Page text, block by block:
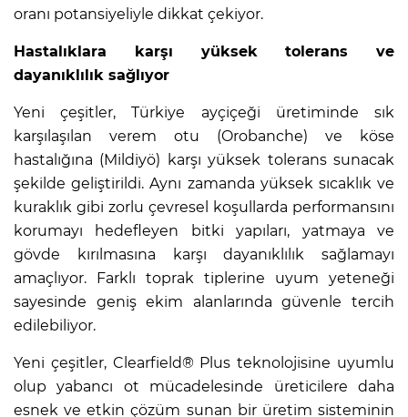
oranı potansiyeliyle dikkat çekiyor.
Hastalıklara karşı yüksek tolerans ve
dayanıklılık sağlıyor
Yeni çeşitler, Türkiye ayçiçeği üretiminde sık
karşılaşılan verem otu (Orobanche) ve köse
hastalığına (Mildiyö) karşı yüksek tolerans sunacak
şekilde geliştirildi. Aynı zamanda yüksek sıcaklık ve
kuraklık gibi zorlu çevresel koşullarda performansını
korumayı hedefleyen bitki yapıları, yatmaya ve
gövde kırılmasına karşı dayanıklılık sağlamayı
amaçlıyor. Farklı toprak tiplerine uyum yeteneği
sayesinde geniş ekim alanlarında güvenle tercih
edilebiliyor.
Yeni çeşitler, Clearfield® Plus teknolojisine uyumlu
olup yabancı ot mücadelesinde üreticilere daha
esnek ve etkin çözüm sunan bir üretim sisteminin